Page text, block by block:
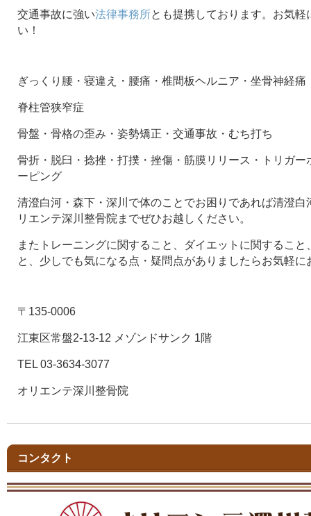
交通事故に強い法律事務所とも提携しております。お気軽
い！
ぎっくり腰・寝違え・腰痛・椎間板ヘルニア・坐骨神経痛
脊柱管狭窄症
骨盤・骨格の歪み・姿勢矯正・交通事故・むち打ち
骨折・脱臼・捻挫・打撲・挫傷・筋膜リリース・トリガー
ーピング
清澄白河・森下・深川で体のことでお困りであれば清澄
リエンテ深川整骨院までぜひお越しください。
またトレーニングに関すること、ダイエットに関するこ
と、少しでも気になる点・疑問点がありましたらお気軽に
〒135-0006
江東区常盤2-13-12 メゾンドサンク 1階
TEL 03-3634-3077
オリエンテ深川整骨院
コンタクト